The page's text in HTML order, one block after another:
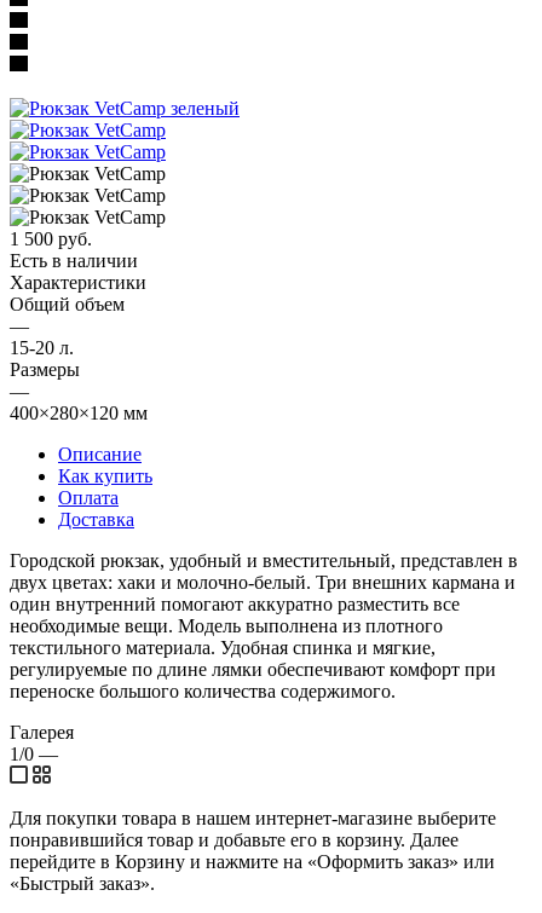
1 500 руб.
Есть в наличии
Характеристики
Общий объем
—
15-20 л.
Размеры
—
400×280×120 мм
Описание
Как купить
Оплата
Доставка
Городской рюкзак, удобный и вместительный, представлен в
двух цветах: хаки и молочно-белый. Три внешних кармана и
один внутренний помогают аккуратно разместить все
необходимые вещи. Модель выполнена из плотного
текстильного материала. Удобная спинка и мягкие,
регулируемые по длине лямки обеспечивают комфорт при
переноске большого количества содержимого.
Галерея
1/0 —
Для покупки товара в нашем интернет-магазине выберите
понравившийся товар и добавьте его в корзину. Далее
перейдите в Корзину и нажмите на «Оформить заказ» или
«Быстрый заказ».